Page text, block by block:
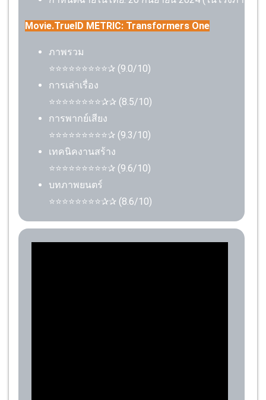
Movie.TrueID METRIC: Transformers One
ภาพรวม
⭐⭐⭐⭐⭐⭐⭐⭐⭐✰ (9.0/10)
การเล่าเรื่อง
⭐⭐⭐⭐⭐⭐⭐⭐✰✰ (8.5/10)
การพากย์เสียง
⭐⭐⭐⭐⭐⭐⭐⭐⭐✰ (9.3/10)
เทคนิคงานสร้าง
⭐⭐⭐⭐⭐⭐⭐⭐⭐✰ (9.6/10)
บทภาพยนตร์
⭐⭐⭐⭐⭐⭐⭐⭐✰✰ (8.6/10)